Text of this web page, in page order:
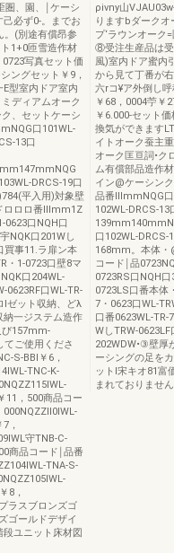
圏、園、￨ケーシ
必ず0-。までお
。(別途有償昂参
1+0匝雪造作材
写真セット価
ングセット￥9，
型室内ドア室内
ディアムオーク
、セットケーシ
口101WL-
13口
DRCS-19口
平入用)対象壁
ロロロ番lllmm1Z
0623口NQH口
NQK口201Wし
買事11.ラ扉ン本
・1-0723口壁8マ
口204WL-
0623RF口WL-TR-
lゼット収納、どλ
納一ジステム造作
157mm-
ご使用くださ
S-BBI￥6，
TNC-K-
11，500商品コー
000NQZZll0IWL-
，
守TNB-C-
商品コード￨品番
TNA-S-
8，
ラスブロンズゴ
ゴールドデザイ
段ユニット床材図
ρivny山
りますbダーク
プ‘ラウンオーク
⑧受注生産品は
風)室内ドア蜜内
から見て丁番が
六rコ¥ア外倒し
￥68，0004苧￥
￥6.000-セット
換気ができます
イトオーク蚕主
オーク匡亘詞•ク
ム有償部品造作
イン@ケーシン
品番lllmmNQG
102WL-DRCS-
口102WL-
168mm。本体
コード￨品
0723RS口NQH
0723LS口番本体
7・0623口WL-
口番0623WL-TR-
WしTRW-
202WDW•③壁
ーシングの足を
ットI宋キオ81富
まれておりませ